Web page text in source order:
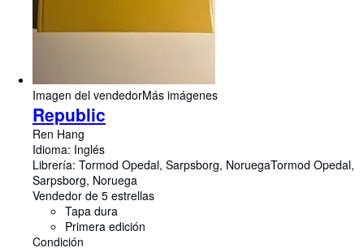
Imagen del vendedorMás imágenes
Republic
Ren Hang
Idioma: Inglés
Librería: Tormod Opedal, Sarpsborg, NoruegaTormod Opedal,
Sarpsborg, Noruega
Vendedor de 5 estrellas
Tapa dura
Primera edición
Condición